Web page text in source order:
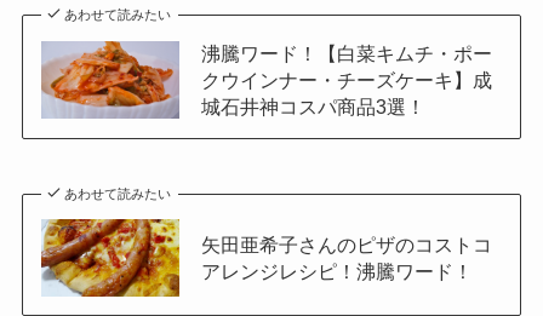
あわせて読みたい
沸騰ワード！【白菜キムチ・ポー
クウインナー・チーズケーキ】成
城石井神コスパ商品3選！
あわせて読みたい
矢田亜希子さんのピザのコストコ
アレンジレシピ！沸騰ワード！